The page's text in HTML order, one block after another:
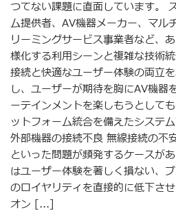
つてない課題に直面しています。
ム提供者、AV機器メーカー、マル
リーミングサービス事業者など、
様化する利用シーンと複雑な技術
接続と快適なユーザー体験の両立
し、ユーザーが期待を胸にAV機器
ーテインメントを楽しもうとして
ットフォーム統合を備えたシステ
外部機器の接続不良 無線接続の不
といった問題が頻発するケースが
はユーザー体験を著しく損ない、
のロイヤリティを直接的に低下さ
オン [...]